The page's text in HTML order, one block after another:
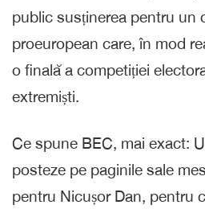
public susținerea pentru un
proeuropean care, în mod
o finală a competiției
extremiști.
Ce spune BEC, mai exact:
posteze pe paginile sale
pentru Nicușor Dan, pentru